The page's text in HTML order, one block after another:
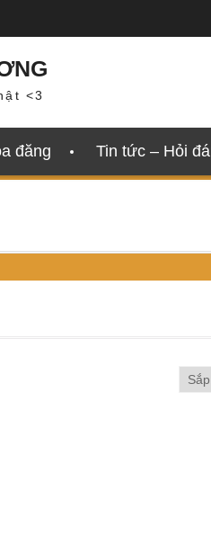
<3
đăng Tin tức – Hỏi